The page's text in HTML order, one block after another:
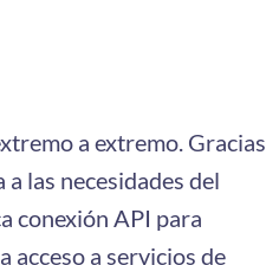
a extremo. Gracias
las necesidades del
conexión API para
acceso a servicios de